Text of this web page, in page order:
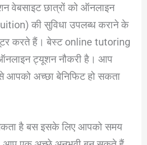
वेबसाइट छात्रों को ऑनलाइन
की सुविधा उपलब्ध कराने के
करते हैं। बेस्ट online tutoring
ट्यूशन नौकरी है। आप
आपको अच्छा बेनिफिट हो सकता
है बस इसके लिए आपको समय